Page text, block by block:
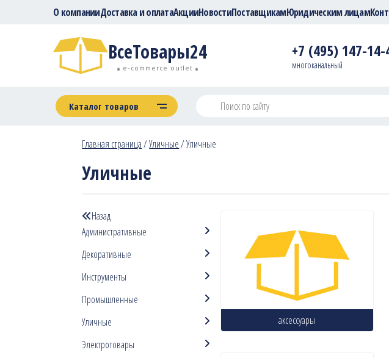
О компанииДоставка и оплатаАкцииНовостиПоставщикамЮридическим лицам
ВсеТовары24
e-commerce outlet
+7 (495) 147-14-
многоканальный
Каталог товаров
Главная страница/Уличные/Уличные
Уличные
Назад
Административные
Декоративные
Инструменты
Промышленные
Уличные
Электротовары
аксессуары